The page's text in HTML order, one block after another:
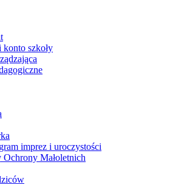
szkoły
imprez i uroczystości
Ochrony Małoletnich